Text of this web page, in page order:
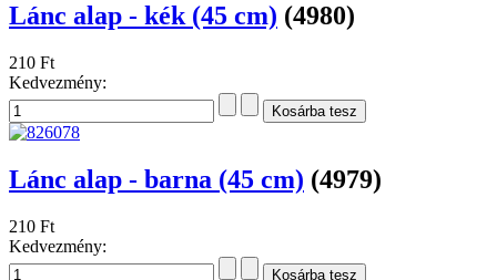
Lánc alap - kék (45 cm) (4980)
210 Ft
Kedvezmény:
Lánc alap - barna (45 cm) (4979)
210 Ft
Kedvezmény: